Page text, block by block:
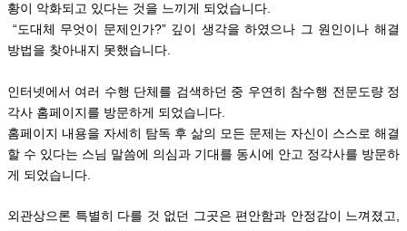
황이 악화되고 있다는 것을 느끼게 되었습니다.
“도대체 무엇이 문제인가?” 깊이 생각을 하였으나 그 원인이나해결
방법을 찾아내지 못했습니다.
인터넷에서 여러 수행 단체를 검색하던 중 우연히 참수행 전문도량 정
각사 홈페이지를 방문하게 되었습니다.
홈페이지 내용을 자세히 탐독 후 삶의 모든 문제는 자신이 스스로 해결
할 수 있다는 스님 말씀에 의심과 기대를 동시에 안고 정각사를 방문하
게 되었습니다.
외관상으론 특별히 다를 것 없던 그곳은 편안함과 안정감이 느껴졌고,